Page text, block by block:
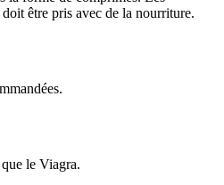
être pris avec de la nourriture.
le Viagra.